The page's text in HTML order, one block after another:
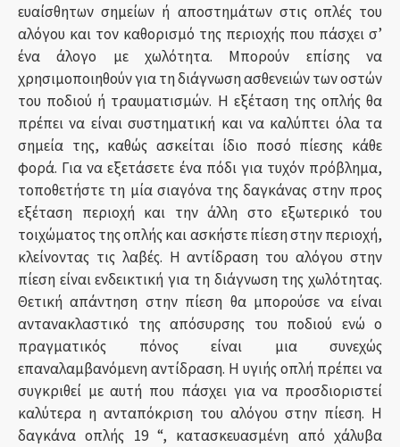
ευαίσθητων σημείων ή αποστημάτων στις οπλές του
αλόγου και τον καθορισμό της περιοχής που πάσχει σ’
ένα άλογο με χωλότητα. Μπορούν επίσης να
χρησιμοποιηθούν για τη διάγνωση ασθενειών των οστών
του ποδιού ή τραυματισμών. Η εξέταση της οπλής θα
πρέπει να είναι συστηματική και να καλύπτει όλα τα
σημεία της, καθώς ασκείται ίδιο ποσό πίεσης κάθε
φορά. Για να εξετάσετε ένα πόδι για τυχόν πρόβλημα,
τοποθετήστε τη μία σιαγόνα της δαγκάνας στην προς
εξέταση περιοχή και την άλλη στο εξωτερικό του
τοιχώματος της οπλής και ασκήστε πίεση στην περιοχή,
κλείνοντας τις λαβές. Η αντίδραση του αλόγου στην
πίεση είναι ενδεικτική για τη διάγνωση της χωλότητας.
Θετική απάντηση στην πίεση θα μπορούσε να είναι
αντανακλαστικό της απόσυρσης του ποδιού ενώ ο
πραγματικός πόνος είναι μια συνεχώς
επαναλαμβανόμενη αντίδραση. Η υγιής οπλή πρέπει να
συγκριθεί με αυτή που πάσχει για να προσδιοριστεί
καλύτερα η ανταπόκριση του αλόγου στην πίεση. Η
δαγκάνα οπλής 19 “, κατασκευασμένη από χάλυβα